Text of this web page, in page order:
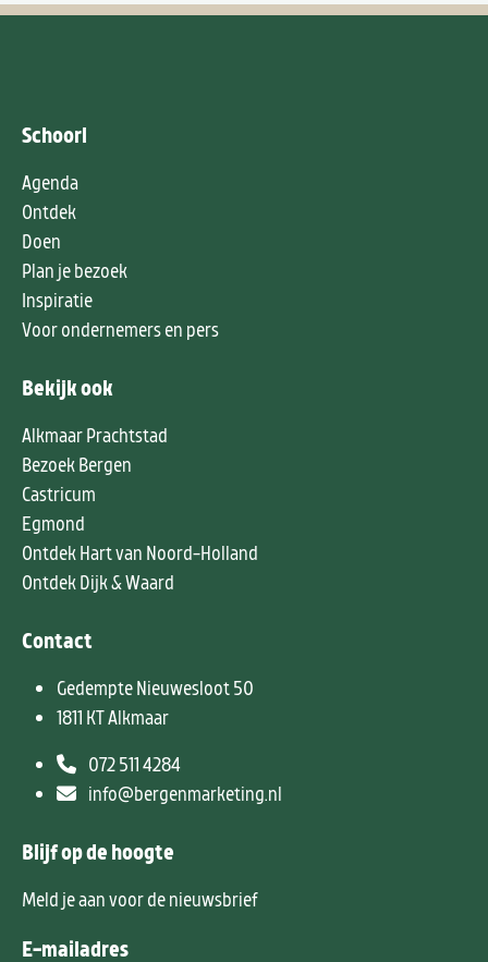
Schoorl
Agenda
Ontdek
Doen
Plan je bezoek
Inspiratie
Voor ondernemers en pers
Bekijk ook
Alkmaar Prachtstad
Bezoek Bergen
Castricum
Egmond
Ontdek Hart van Noord-Holland
Ontdek Dijk & Waard
Contact
Gedempte Nieuwesloot 50
1811 KT Alkmaar
072 511 4284
info@bergenmarketing.nl
Blijf op de hoogte
Meld je aan voor de nieuwsbrief
E-mailadres